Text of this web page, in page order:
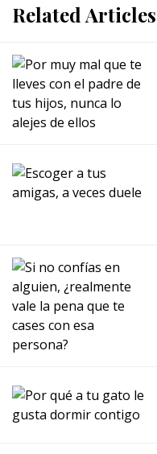
Related Articles